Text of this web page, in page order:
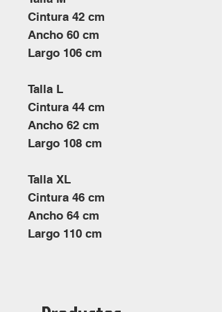
Cintura 42 cm
Ancho 60 cm
Largo 106 cm
Talla L
Cintura 44 cm
Ancho 62 cm
Largo 108 cm
Talla XL
Cintura 46 cm
Ancho 64 cm
Largo 110 cm